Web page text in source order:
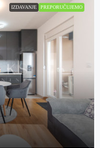
IZDAVANJE PREPORUČUJEMO